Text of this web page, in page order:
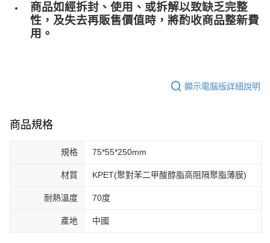
商品如經拆封、使用、或拆解以致缺乏完整
性，及失去再販售價值時，將酌收商品整﻿新費
用。
顯示電腦版詳細說明
商品規格
規格 75*55*250mm
材質 KPET(聚對苯二甲酸醇脂高阻隔聚脂薄膜)
耐熱溫度 70度
產地 中國